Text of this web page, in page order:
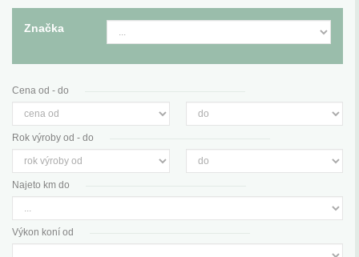
Značka
Cena od - do
Rok výroby od - do
Najeto km do
Výkon koní od